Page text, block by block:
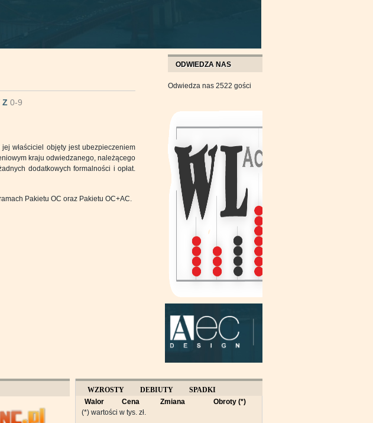
Z 0-9
właściciel objęty jest ubezpieczeniem
kraju odwiedzanego, należącego
dodatkowych formalności i opłat.
Pakietu OC oraz Pakietu OC+AC.
ODWIEDZA NAS
Odwiedza nas 2522 gości
WZROSTY DEBIUTY
SPADKI
OBROTY
Walor Cena Zmiana
Obroty (*)
(*) wartości w tys. zł.